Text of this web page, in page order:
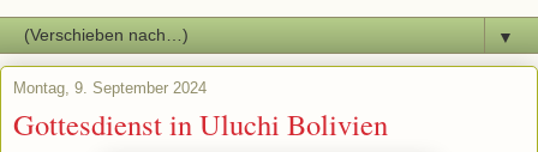
▼
Montag, 9. September 2024
Gottesdienst in Uluchi Bolivien